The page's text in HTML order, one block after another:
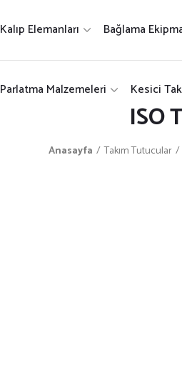
Kalıp Elemanları Bağlama
Parlatma Malzemeleri Kesici
ISO
Anasayfa Takım Tutucular